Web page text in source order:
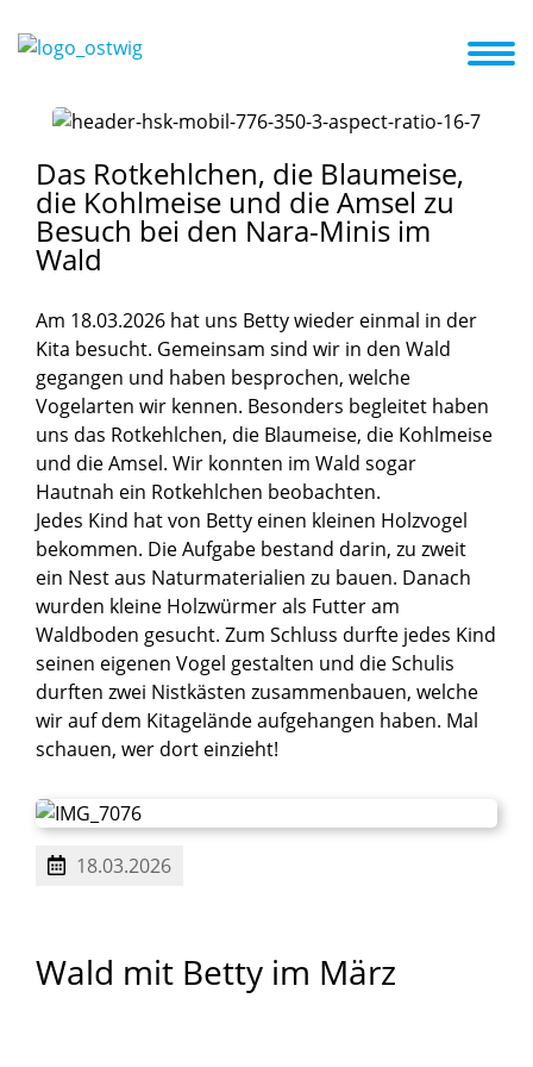
Aktuelles
Das Rotkehlchen, die Blaumeise,
die Kohlmeise und dieAmsel zu
Besuch bei den Nara-Minis im
Wald
Am 18.03.2026 hat uns Betty wieder einmal in der
Kita besucht. Gemeinsam sind wir in den Wald
gegangen und haben besprochen, welche
Vogelarten wir kennen. Besonders begleitet haben
uns das Rotkehlchen, die Blaumeise, die Kohlmeise
und die Amsel. Wir konnten im Wald sogar
Hautnah ein Rotkehlchen beobachten.
Jedes Kind hat von Betty einen kleinen Holzvogel
bekommen. Die Aufgabe bestand darin, zu zweit
ein Nest aus Naturmaterialien zu bauen. Danach
wurden kleine Holzwürmer als Futter am
Waldboden gesucht. Zum Schluss durfte jedes Kind
seinen eigenen Vogel gestalten und die Schulis
durften zwei Nistkästen zusammenbauen, welche
wir auf dem Kitagelände aufgehangen haben. Mal
schauen, wer dort einzieht!
18.03.2026
Wald mit Betty im März